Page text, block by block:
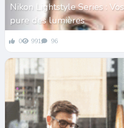
Nikon Lightstyle Series :
pure des lumières
0 991 96